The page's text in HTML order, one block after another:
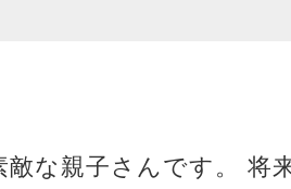
な親子さんです。 将